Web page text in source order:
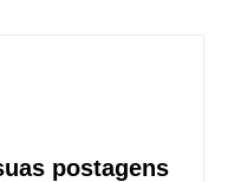
postagens